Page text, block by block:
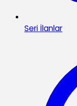
Seri İlanlar